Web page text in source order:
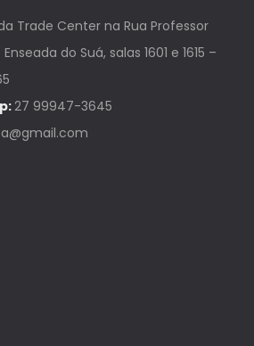
Trade Center na Rua Professor
do Suá, salas 1601 e 1615 –
27 99947-3645